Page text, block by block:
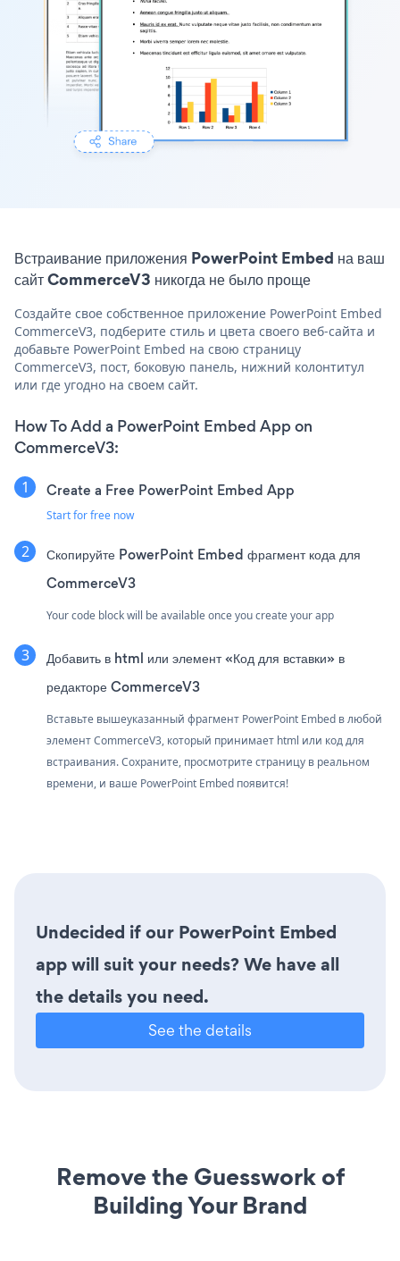
Встраивание приложения PowerPoint Embed на ваш
сайт CommerceV3 никогда не было проще
Создайте свое собственное приложение PowerPoint Embed
CommerceV3, подберите стиль и цвета своего веб-сайта и
добавьте PowerPoint Embed на свою страницу
CommerceV3, пост, боковую панель, нижний колонтитул
или где угодно на своем сайт.
How To Add a PowerPoint Embed App on
CommerceV3:
Create a Free PowerPoint Embed App
Start for free now
Скопируйте PowerPoint Embed фрагмент кода для
CommerceV3
Your code block will be available once you create your app
Добавить в html или элемент «Код для вставки» в
редакторе CommerceV3
Вставьте вышеуказанный фрагмент PowerPoint Embed в любой
элемент CommerceV3, который принимает html или код для
встраивания. Сохраните, просмотрите страницу в реальном
времени, и ваше PowerPoint Embed появится!
Undecided if our PowerPoint Embed
app will suit your needs? We have all
the details you need.
See the details
Remove the Guesswork of
Building Your Brand